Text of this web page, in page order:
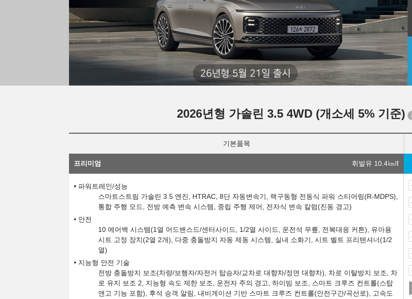
26년형 5월 21일 출시
2026년형 가솔린 3.5 4WD (개소세 5% 기준)
기본품목
프리미엄 휘발유 10.4㎞/ℓ
파워트레인/성능
스마트스트림 가솔린 3.5 엔진, HTRAC, 8단 자동변속기, 랙구동형 전동식 파워 스티어링(R-MDPS),
통합 주행 모드, 전방 예측 변속 시스템, 중립 주행 제어, 전자식 변속 칼럼(진동 경고)
안전
10 에어백 시스템(1열 어드밴스드/센터사이드, 1/2열 사이드, 운전석 무릎, 전복대응 커튼), 유아용
시트 고정 장치(2열 2개), 다중 충돌방지 자동 제동 시스템, 실내 소화기, 시트 벨트 프리텐셔너(1/2
열)
지능형 안전 기술
전방 충돌방지 보조(차량/보행자/자전거 탑승자/교차로 대향차/정면 대향차), 차로 이탈방지 보조, 차
로 유지 보조 2, 지능형 속도 제한 보조, 운전자 주의 경고, 하이빔 보조, 스마트 크루즈 컨트롤(스탑
앤고 기능 포함), 후석 승객 알림, 내비게이션 기반 스마트 크루즈 컨트롤(안전구간/곡선로), 고속도